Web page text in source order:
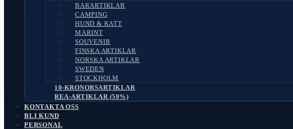
BARARTIKLAR
CAMPING
HUND & KATT
MARINT
SOUVENIR
FINSKA ARTIKLAR
NORSKA ARTIKLAR
SWEDEN
STOCKHOLM
10-KRONORSARTIKLAR
REA-ARTIKLAR (50%)
KONTAKTA OSS
BLI KUND
PERSONAL